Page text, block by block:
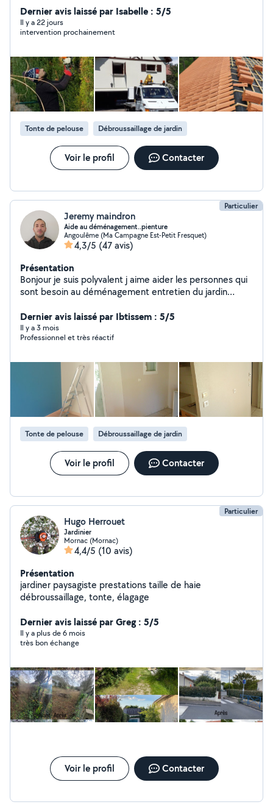
réparation des gouttière, réparation murette et
peinture grille fer forgé ..... travaux propre et soigné
merci
Dernier avis laissé par Isabelle : 5/5
Il y a 22 jours
intervention prochainement
Tonte de pelouse Débroussaillage de jardin
Voir le profil Contacter
Particulier
Jeremy maindron
Aide au déménagement..pienture
Angoulême (Ma Campagne Est-Petit Fresquet)
4,3/5 (47 avis)
Présentation
Bonjour je suis polyvalent j aime aider les personnes qui
sont besoin au déménagement entretien du jardin
Dernier avis laissé par Ibtissem : 5/5
Il y a 3 mois
Professionnel et très réactif
Tonte de pelouse Débroussaillage de jardin
Voir le profil Contacter
Particulier
Hugo Herrouet
Jardinier
Mornac (Mornac)
4,4/5 (10 avis)
Présentation
jardiner paysagiste prestations taille de haie
débroussaillage, tonte, élagage
Dernier avis laissé par Greg : 5/5
Il y a plus de 6 mois
très bon échange
Voir le profil Contacter